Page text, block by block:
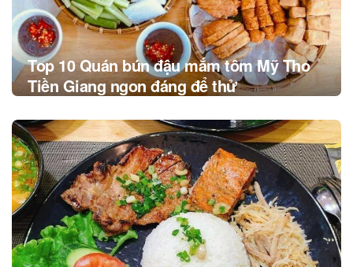
Top 10 Quán bún đậu mắm tôm Mỹ Tho
Tiền Giang ngon đáng để thử